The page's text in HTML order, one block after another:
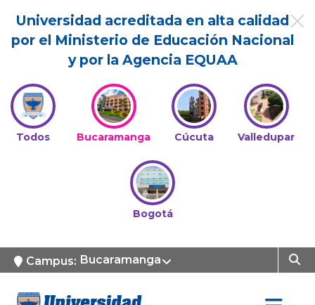
Universidad acreditada en alta calidad
por el Ministerio de Educación Nacional
y por la Agencia EQUAA
Todos Bucaramanga Cúcuta Valledupar
Bogotá
Campus: Bucaramanga